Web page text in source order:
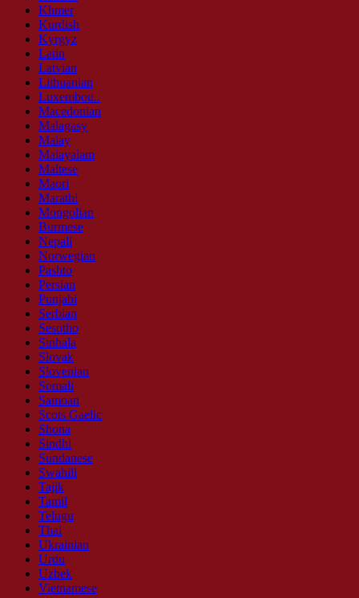
Khmer
Kurdish
Kyrgyz
Latin
Latvian
Lithuanian
Luxembou..
Macedonian
Malagasy
Malay
Malayalam
Maltese
Maori
Marathi
Mongolian
Burmese
Nepali
Norwegian
Pashto
Persian
Punjabi
Serbian
Sesotho
Sinhala
Slovak
Slovenian
Somali
Samoan
Scots Gaelic
Shona
Sindhi
Sundanese
Swahili
Tajik
Tamil
Telugu
Thai
Ukrainian
Urdu
Uzbek
Vietnamese